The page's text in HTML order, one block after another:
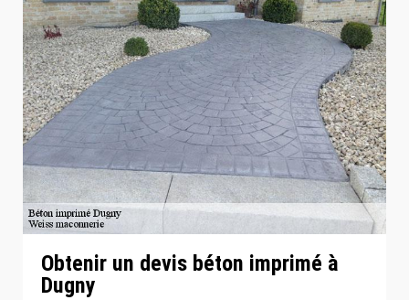
Obtenir un devis béton imprimé à
Dugny